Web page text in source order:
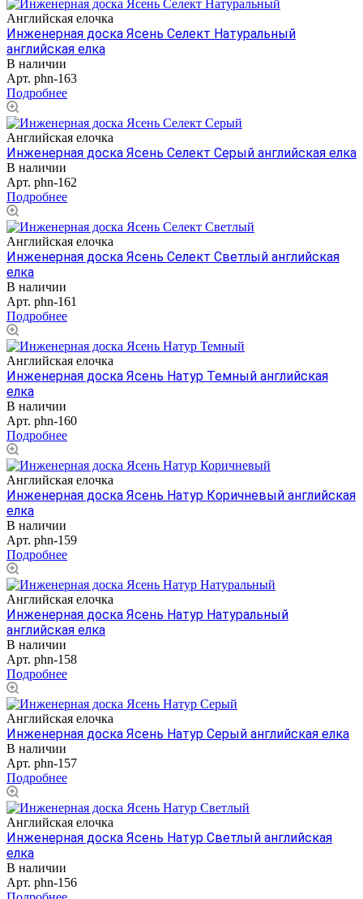
Английская елочка
Инженерная доска Ясень Селект Натуральный
английская елка
В наличии
Арт. phn-163
Подробнее
Английская елочка
Инженерная доска Ясень Селект Серый английская елка
В наличии
Арт. phn-162
Подробнее
Английская елочка
Инженерная доска Ясень Селект Светлый английская
елка
В наличии
Арт. phn-161
Подробнее
Английская елочка
Инженерная доска Ясень Натур Темный английская
елка
В наличии
Арт. phn-160
Подробнее
Английская елочка
Инженерная доска Ясень Натур Коричневый английская
елка
В наличии
Арт. phn-159
Подробнее
Английская елочка
Инженерная доска Ясень Натур Натуральный
английская елка
В наличии
Арт. phn-158
Подробнее
Английская елочка
Инженерная доска Ясень Натур Серый английская елка
В наличии
Арт. phn-157
Подробнее
Английская елочка
Инженерная доска Ясень Натур Светлый английская
елка
В наличии
Арт. phn-156